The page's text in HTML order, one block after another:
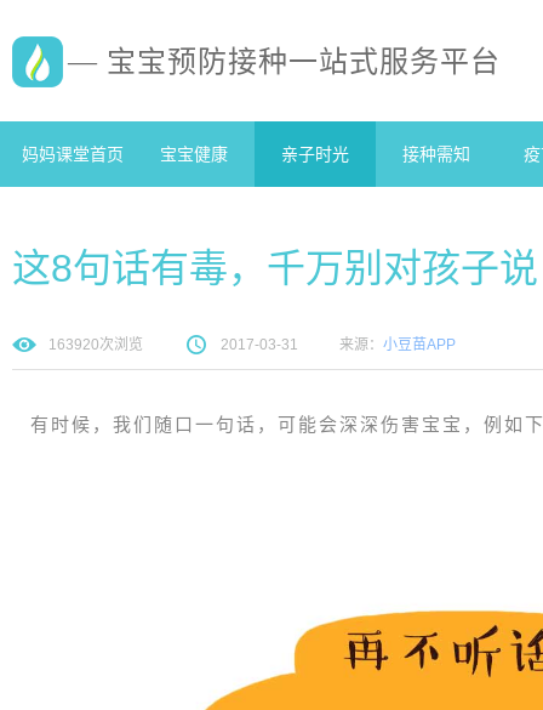
— 宝宝预防接种一站式服务平台
妈妈课堂首页 宝宝健康 亲子时光 接种需知
这8句话有毒，千万别对孩子说
163920次浏览 2017-03-31 来源： 小豆苗APP
有时候，我们随口一句话，可能会深深伤害宝宝，例如